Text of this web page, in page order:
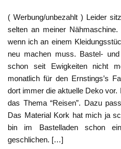
( Werbung/unbezahlt ) Leider
selten an meiner
wenn ich an einem
neu machen muss. Bastel-
schon seit Ewigkeiten nicht
monatlich für den Ernstings’s
dort immer die aktuelle Deko
das Thema “Reisen”. Dazu
Das Material Kork hat mich ja
bin im Bastelladen schon
geschlichen. […]